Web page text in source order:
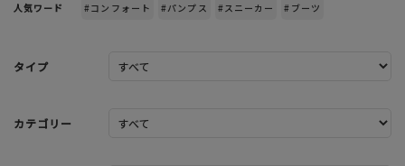
人気ワード #コンフォート #パンプス #スニーカー #ブーツ
タイプ
カテゴリー